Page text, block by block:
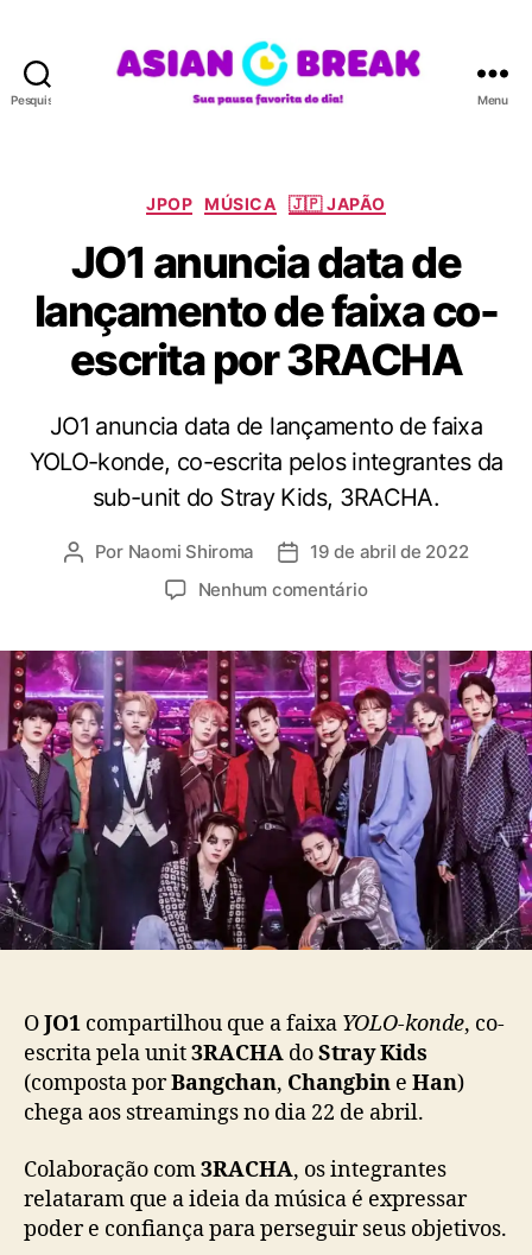
Pesquisar
A
B
R
E
A
K
Menu
C
t
e
g
o
r
i
s
JPOP MÚSICA 🇯🇵 JAPÃO
JO1 anuncia data de
lançamento de faixa co-
escrita por 3RACHA
JO1 anuncia data de lançamento de faixa
YOLO-konde, co-escrita pelos integrantes da
sub-unit do Stray Kids, 3RACHA.
A
r
d
o
p
o
s
t
Por Naomi Shiroma
D
d
e
p
u
b
l
c
o
19 de abril de 2022
Nenhum comentárioe
O
1
a
n
u
n
c
i
a
d
a
t
e
l
a
n
a
m
n
OJO1 compartilhou que a faixa YOLO-konde, co-
escrita pela unit3RACHA doStray Kids
(composta porBangchan, Changbin e Han)
chega aos streamings no dia 22 de abril.
Colaboração com3RACHA, os integrantes
relataram que a ideia da música é expressar
poder e confiança para perseguir seus objetivos.